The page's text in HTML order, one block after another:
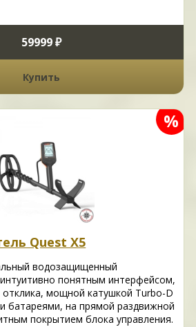
59999 ₽
Купить
%
Quest X5
водозащищенный
понятным интерфейсом,
мощной катушкой Turbo-D
батареями, на прямой раздвижной
покрытием блока управления.